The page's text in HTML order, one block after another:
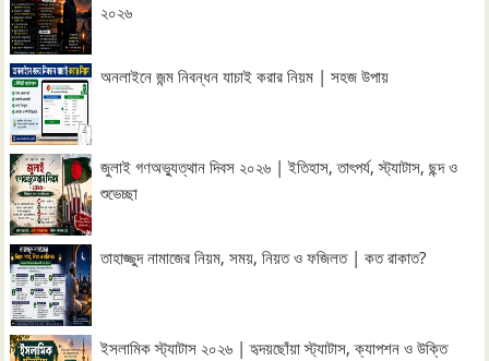
২০২৬
অনলাইনে জন্ম নিবন্ধন যাচাই করার নিয়ম | সহজ উপায়
জুলাই গণঅভ্যুত্থান দিবস ২০২৬ | ইতিহাস, তাৎপর্য, স্ট্যাটাস, ছন্দ ও
শুভেচ্ছা
তাহাজ্জুদ নামাজের নিয়ম, সময়, নিয়ত ও ফজিলত | কত রাকাত?
ইসলামিক স্ট্যাটাস ২০২৬ | হৃদয়ছোঁয়া স্ট্যাটাস, ক্যাপশন ও উক্তি